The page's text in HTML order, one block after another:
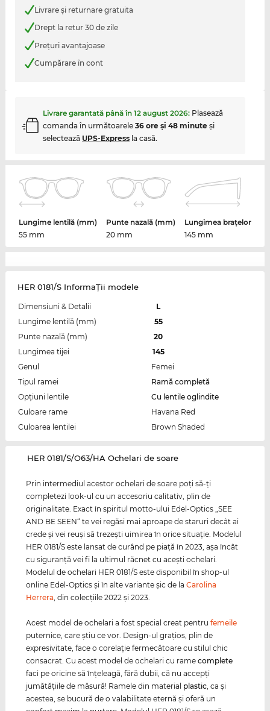
Livrare şi returnare gratuita
Drept la retur 30 de zile
Preţuri avantajoase
Cumpărare în cont
Livrare garantată până în 12 august 2026: Plasează
comanda în următoarele 36 ore şi 48 minuteşi
selectează UPS-Expressla casă.
Lungime lentilă (mm)
55 mm
Punte nazală (mm)
20 mm
Lungimea brațelor
145 mm
HER 0181/S InformaŢii modele
Dimensiuni & Detalii
L
Lungime lentilă (mm)
55
Punte nazală (mm)
20
Lungimea tijei
145
Genul
Femei
Tipul ramei
Ramă completă
Opțiuni lentile
Cu lentile oglindite
Culoare rame
Havana Red
Culoarea lentilei
Brown Shaded
‌HER 0181/S/O63/HA Ochelari de soare
Prin intermediul acestor ochelari de soare poţi să-ţi
completezi look-ul cu un accesoriu calitativ, plin de
originalitate. Exact în spiritul motto-ului Edel-Optics „SEE
AND BE SEEN“ te vei regăsi mai aproape de staruri decât ai
crede şi vei reuşi să trezeşti uimirea în orice situaţie. Modelul
HER 0181/S este lansat de curând pe piaţă în 2023, aşa încât
cu siguranţă vei fi la ultimul răcnet cu aceşti ochelari.
Modelul de ochelari HER 0181/S este disponibil în shop-ul
online Edel-Optics şi în alte variante şic de laCarolina
Herrera , din colecţiile 2022 şi 2023.
Acest model de ochelari a fost special creat pentrufemeile
puternice, care ştiu ce vor. Design-ul graţios, plin de
expresivitate, face o corelaţie fermecătoare cu stilul chic
consacrat. Cu acest model de ochelari cu ramecomplete
faci pe oricine să înţeleagă, fără dubii, că nu accepţi
jumătăţiile de măsură! Ramele din material plastic , ca şi
acestea, se bucură de o valabilitate eternă şi oferă un